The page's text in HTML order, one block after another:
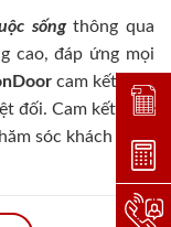
sốngthông qua
cao, đáp ứng mọi
cam kết đem
đối. Cam kết chất
sóc khách hàng
Đặt
Dự